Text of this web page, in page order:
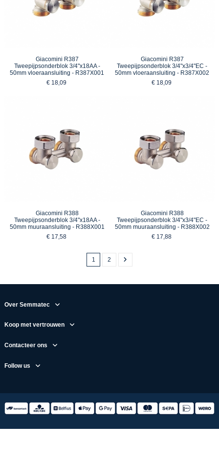
Giacomini R387
Tweepijpsonderblok 3/4"x18AA -
50mm vloeraansluiting - R387X001
€ 18,09
Giacomini R387
Tweepijpsonderblok 3/4"x3/4"EC -
50mm vloeraansluiting - R387X002
€ 18,09
Giacomini R388
Tweepijpsonderblok 3/4"x18AA -
50mm muuraansluiting - R388X001
€ 17,58
Giacomini R388
Tweepijpsonderblok 3/4"x3/4"EC -
50mm muuraansluiting - R388X002
€ 17,88
1 2
Over Semmatec
Koop met vertrouwen
Contacteer ons
Follow us